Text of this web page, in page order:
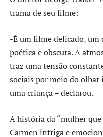
trama de seu filme:
-É um filme delicado, um
poética e obscura. A
traz uma tensão
sociais por meio do
uma criança – declarou.
A história da “mulher
Carmen intriga e